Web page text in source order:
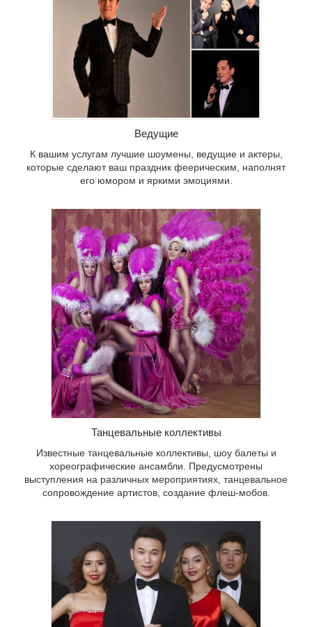
Ведущие
К вашим услугам лучшие шоумены, ведущие и актеры,
которые сделают ваш праздник феерическим, наполнят
его юмором и яркими эмоциями.
Танцевальные коллективы
Известные танцевальные коллективы, шоу балеты и
хореографические ансамбли. Предусмотрены
выступления на различных мероприятиях, танцевальное
сопровождение артистов, создание флеш-мобов.